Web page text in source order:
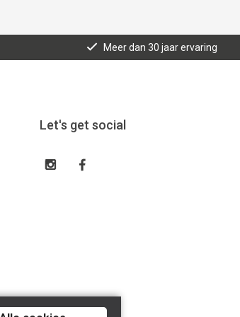
Meer dan 30 jaar ervaring
Let's get social